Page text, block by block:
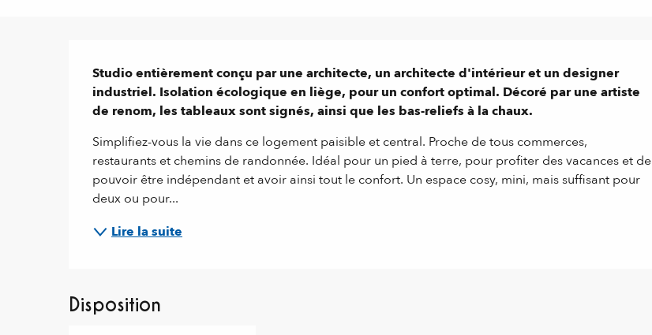
Description
Studio entièrement conçu par une architecte, un architecte d'intérieur et un designer
industriel. Isolation écologique en liège, pour un confort optimal. Décoré par une artiste
de renom, les tableaux sont signés, ainsi que les bas-reliefs à la chaux.
Simplifiez-vous la vie dans ce logement paisible et central. Proche de tous commerces,
restaurants et chemins de randonnée. Idéal pour un pied à terre, pour profiter des vacances et de
pouvoir être indépendant et avoir ainsi tout le confort. Un espace cosy, mini, mais suffisant pour
deux ou pour...
Lire la suite
Disposition